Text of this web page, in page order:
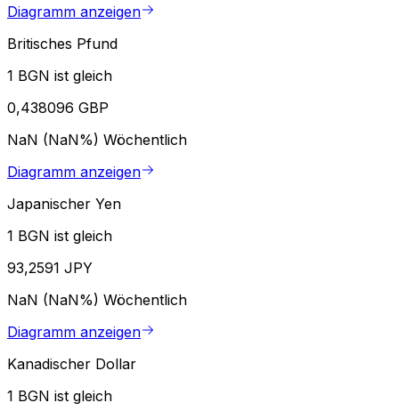
Diagramm anzeigen
Britisches Pfund
1 BGN ist gleich
0,438096 GBP
NaN (NaN%) Wöchentlich
Diagramm anzeigen
Japanischer Yen
1 BGN ist gleich
93,2591 JPY
NaN (NaN%) Wöchentlich
Diagramm anzeigen
Kanadischer Dollar
1 BGN ist gleich